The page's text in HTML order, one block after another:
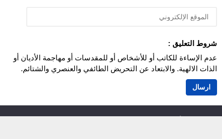
شروط التعليق :
عدم الإساءة للكاتب أو للأشخاص أو للمقدسات أو مهاجمة الأديان أو
الذات الالهية. والابتعاد عن التحريض الطائفي والعنصري والشتائم.